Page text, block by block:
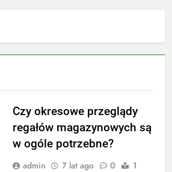
Czy okresowe przeglądy
regałów magazynowych są
w ogóle potrzebne?
admin 7 lat ago 0
1